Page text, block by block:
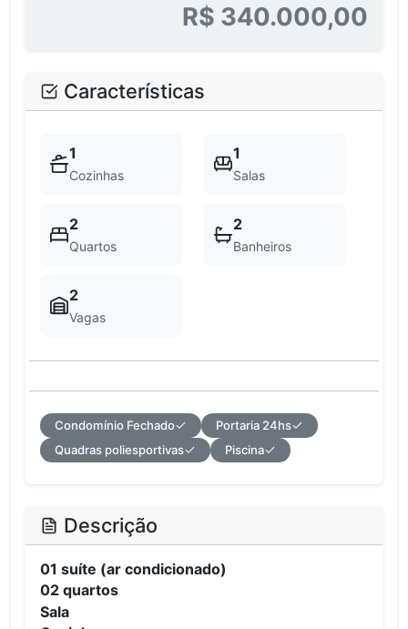
R$ 340.000,00
Características
1
Cozinhas
1
Salas
2
Quartos
2
Banheiros
2
Vagas
Condomínio Fechado
Portaria 24hs
Quadras poliesportivas
Piscina
Descrição
01 suíte (ar condicionado)
02 quartos
Sala